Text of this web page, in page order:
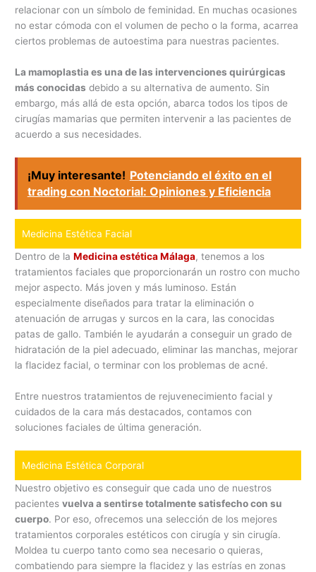
relacionar con un símbolo de feminidad. En muchas ocasiones
no estar cómoda con el volumen de pecho o la forma, acarrea
ciertos problemas de autoestima para nuestras pacientes.
La mamoplastia es una de las intervenciones quirúrgicas
más conocidas debido a su alternativa de aumento. Sin
embargo, más allá de esta opción, abarca todos los tipos de
cirugías mamarias que permiten intervenir a las pacientes de
acuerdo a sus necesidades.
¡Muy interesante! Potenciando el éxito en el
trading con Noctorial: Opiniones y Eficiencia
Medicina Estética Facial
Dentro de laMedicina estética Málaga, tenemos a los
tratamientos faciales que proporcionarán un rostro con mucho
mejor aspecto. Más joven y más luminoso. Están
especialmente diseñados para tratar la eliminación o
atenuación de arrugas y surcos en la cara, las conocidas
patas de gallo. También le ayudarán a conseguir un grado de
hidratación de la piel adecuado, eliminar las manchas, mejorar
la flacidez facial, o terminar con los problemas de acné.
Entre nuestros tratamientos de rejuvenecimiento facial y
cuidados de la cara más destacados, contamos con
soluciones faciales de última generación.
Medicina Estética Corporal
Nuestro objetivo es conseguir que cada uno de nuestros
pacientesvuelva a sentirse totalmente satisfecho con su
cuerpo. Por eso, ofrecemos una selección de los mejores
tratamientos corporales estéticos con cirugía y sin cirugía.
Moldea tu cuerpo tanto como sea necesario o quieras,
combatiendo para siempre la flacidez y las estrías en zonas